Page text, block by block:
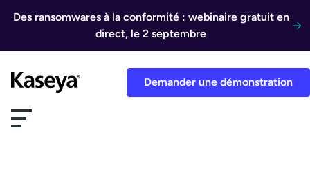
Des ransomwares à la conformité : webinaire gratuit en
direct, le 2 septembre
Demander une démonstration